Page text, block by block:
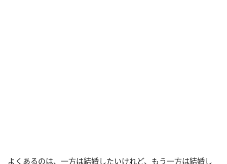
よくあるのは、一方は結婚したいけれど、もう一方は結婚し